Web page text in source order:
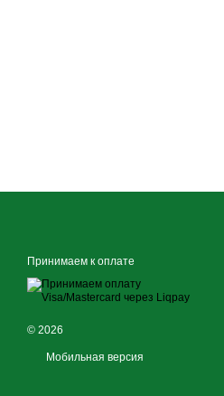
Принимаем к оплате
© 2026
Мобильная версия